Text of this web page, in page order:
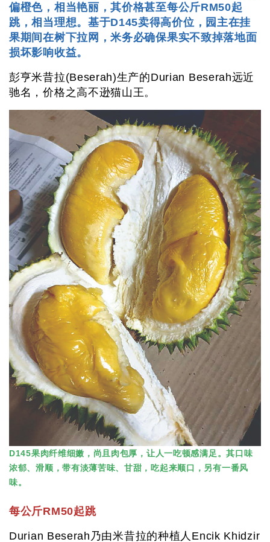
偏橙色，相当艳丽，其价格甚至每公斤RM50起
跳，相当理想。基于D145卖得高价位，园主在挂
果期间在树下拉网，米务必确保果实不致掉落地面
损坏影响收益。
彭亨米昔拉(Beserah)生产的Durian Beserah远近
驰名，价格之高不逊猫山王。
D145果肉纤维细嫩，尚且肉包厚，让人一吃顿感满足。其口味
浓郁、滑顺，带有淡薄苦味、甘甜，吃起来顺口，另有一番风
味。
每公斤RM50起跳
Durian Beserah乃由米昔拉的种植人Encik Khidzir